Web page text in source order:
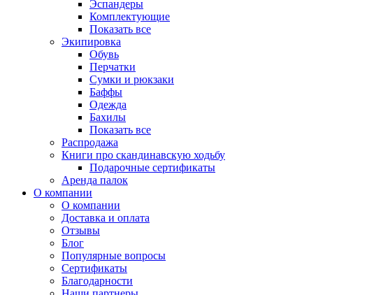
Эспандеры
Комплектующие
Показать все
Экипировка
Обувь
Перчатки
Сумки и рюкзаки
Баффы
Одежда
Бахилы
Показать все
Распродажа
Книги про скандинавскую ходьбу
Подарочные сертификаты
Аренда палок
О компании
О компании
Доставка и оплата
Отзывы
Блог
Популярные вопросы
Сертификаты
Благодарности